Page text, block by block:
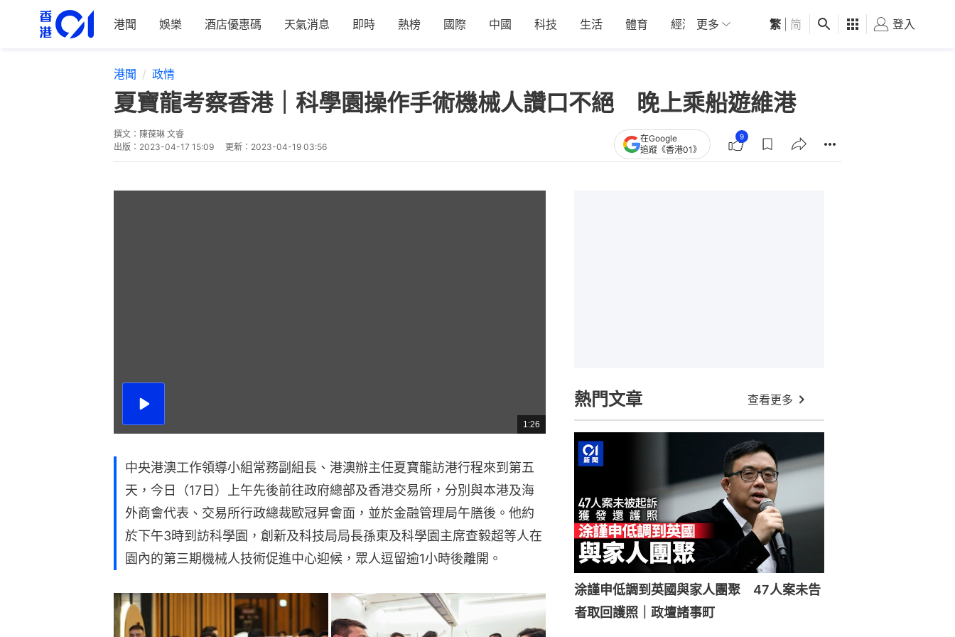
港聞 娛樂 酒店優惠碼 天氣消息 即時 熱榜 國際 中國 科技 生活 體育 經濟 01深圳 觀點 健康 好食玩飛
更多 繁 简 登入
港聞 政情
夏寶龍考察香港｜科學園操作手術機械人讚口不絕 晚上乘船遊維港
撰文： 陳葆琳 文睿
出版： 2023-04-17 15:09 更新： 2023-04-19 03:56
在Google
追蹤《香港01》
9
播
總
共
1:26
中央港澳工作領導小組常務副組長、港澳辦主任夏寶龍訪港行程來到第五
天，今日（17日）上午先後前往政府總部及香港交易所，分別與本港及海
外商會代表、交易所行政總裁歐冠昇會面，並於金融管理局午膳後。他約
於下午3時到訪科學園，創新及科技局局長孫東及科學園主席查毅超等人在
園內的第三期機械人技術促進中心迎候，眾人逗留逾1小時後離開。
熱門文章 查看更多
涂謹申低調到英國與家人團聚 47人案未告
者取回護照｜政壇諸事町